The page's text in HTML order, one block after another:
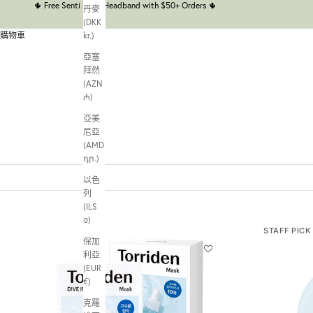
丹麥
(DKK
kr.)
亞塞
拜然
(AZN
₼)
亞美
尼亞
(AMD
դր.)
以色
列
(ILS
₪)
保加
利亞
(EUR
€)
克羅
🌵 Free Senti Senti Headband with $50+ Orders 🌵
購物車
STAFF PICK